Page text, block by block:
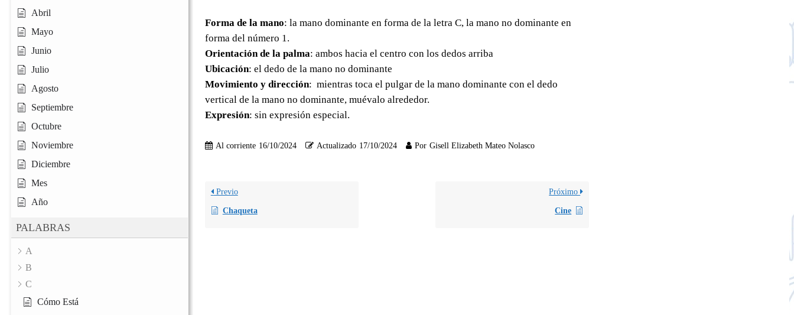
Abril
Mayo
Junio
Julio
Agosto
Septiembre
Octubre
Noviembre
Diciembre
Mes
Año
PALABRAS
A
B
C
Cómo Está
Forma de la mano: la mano dominante en forma de la letra C, la mano no dominante en
forma del número 1.
Orientación de la palma: ambos hacia el centro con los dedos arriba
Ubicación: el dedo de la mano no dominante
Movimiento y dirección: mientras toca el pulgar de la mano dominante con el dedo
vertical de la mano no dominante, muévalo alrededor.
Expresión: sin expresión especial.
Al corriente 16/10/2024 Actualizado 17/10/2024 Por Gisell Elizabeth Mateo Nolasco
Previo
Chaqueta
Próximo
Cine